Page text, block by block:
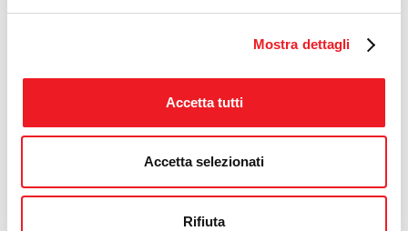
Mostra dettagli
Accetta tutti
Accetta selezionati
Rifiuta
Message
Having read theprivacy notice, I give my consent to the
processing of my personal data for the purposes and in the